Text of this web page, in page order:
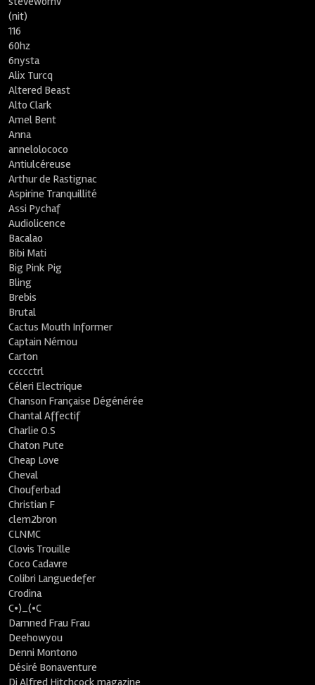
(nit)
116
60hz
6nysta
Alix Turcq
Altered Beast
Alto Clark
Amel Bent
Anna
annelolococo
Antiulcéreuse
Arthur de Rastignac
Aspirine Tranquillité
Assi Pychaf
Audiolicence
Bacalao
Bibi Mati
Big Pink Pig
Bling
Brebis
Brutal
Cactus Mouth Informer
Captain Némou
Carton
ccccctrl
Céleri Electrique
Chanson Française Dégénérée
Chantal Affectif
Charlie O.S
Chaton Pute
Cheap Love
Cheval
Chouferbad
Christian F
clem2bron
CLNMC
Clovis Trouille
Coco Cadavre
Colibri Languedefer
Crodina
C•)_(•C
Damned Frau Frau
Deehowyou
Denni Montono
Désiré Bonaventure
Dj Alfred Hitchcock magazine